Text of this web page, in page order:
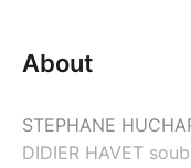
About
STEPHANE
DIDIER HAVET